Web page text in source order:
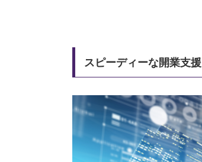
スピーディーな開業支援